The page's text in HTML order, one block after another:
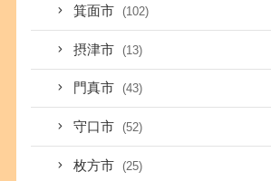
箕面市 (102)
摂津市 (13)
門真市 (43)
守口市 (52)
枚方市 (25)